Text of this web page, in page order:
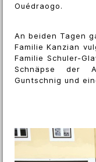
Ouédraogo.
An beiden Tagen
Familie Kanzian
Familie Schuler-
Schnäpse der
Guntschnig und